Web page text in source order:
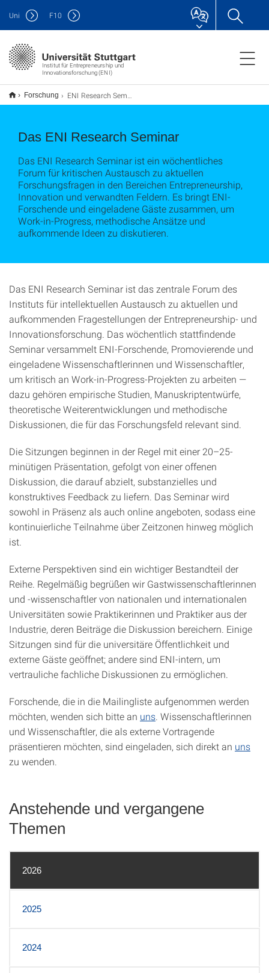
Institut für Entrepreneurship und
Innovationsforschung (ENI)
Uni F10
Forschung ENI Research Seminar
Das ENI Research Seminar
Das ENI Research Seminar ist ein wöchentliches
Forum für kritischen Austausch zu aktuellen
Forschungsfragen in den Bereichen Entrepreneurship,
Innovation und verwandten Feldern. Es bringt ENI-
Forschende und eingeladene Gäste zusammen, um
Work-in-Progress, methodische Ansätze und
aufkommende Ideen zu diskutieren.
Das ENI Research Seminar ist das zentrale Forum des
Instituts für intellektuellen Austausch zu aktuellen und
aufkommenden Fragestellungen der Entrepreneurship‑ und
Innovationsforschung. Das wöchentlich stattfindende
Seminar versammelt ENI‑Forschende, Promovierende und
eingeladene Wissenschaftlerinnen und Wissenschaftler,
um kritisch an Work‑in‑Progress‑Projekten zu arbeiten —
dazu gehören empirische Studien, Manuskriptentwürfe,
theoretische Weiterentwicklungen und methodische
Diskussionen, die für das Forschungsfeld relevant sind.
Die Sitzungen beginnen in der Regel mit einer 20–25-
minütigen Präsentation, gefolgt von einer offenen
Diskussion, die darauf abzielt, substanzielles und
konstruktives Feedback zu liefern. Das Seminar wird
sowohl in Präsenz als auch online angeboten, sodass eine
kontinuierliche Teilnahme über Zeitzonen hinweg möglich
ist.
Externe Perspektiven sind ein wichtiger Bestandteil der
Reihe. Regelmäßig begrüßen wir Gastwissenschaftlerinnen
und -wissenschaftler von nationalen und internationalen
Universitäten sowie Praktikerinnen und Praktiker aus der
Industrie, deren Beiträge die Diskussion bereichern. Einige
Sitzungen sind für die universitäre Öffentlichkeit und
externe Gäste geöffnet; andere sind ENI‑intern, um
vertrauliche fachliche Diskussionen zu ermöglichen.
Forschende, die in die Mailingliste aufgenommen werden
möchten, wenden sich bitte an uns . Wissenschaftlerinnen
und Wissenschaftler, die als externe Vortragende
präsentieren möchten, sind eingeladen, sich direkt an uns
zu wenden.
Anstehende und vergangene
Themen
2026
2025
2024